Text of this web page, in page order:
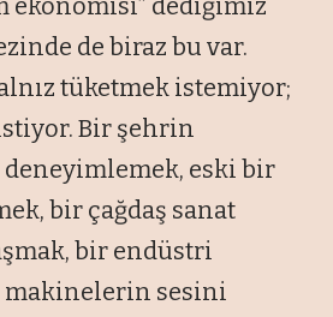
ekonomisi” dediğimiz
de biraz bu var.
tüketmek istemiyor;
Bir şehrin
eski bir
bir çağdaş sanat
bir endüstri
makinelerin sesini